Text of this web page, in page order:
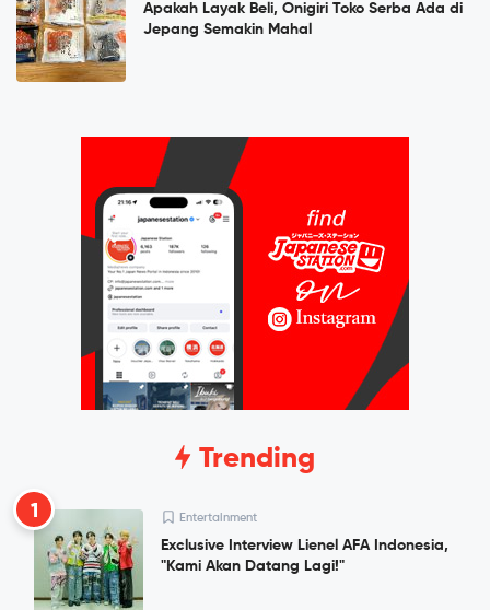
Apakah Layak Beli, Onigiri Toko Serba Ada di
Jepang Semakin Mahal
Trending
1 Entertainment
Exclusive Interview Lienel AFA Indonesia,
"Kami Akan Datang Lagi!"